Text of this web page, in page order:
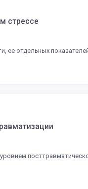
стрессе
ее отдельных